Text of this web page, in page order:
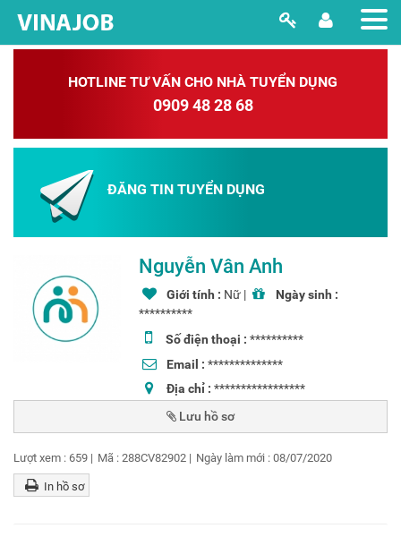
HOTLINE TƯ VẤN CHO NHÀ TUYỂN DỤNG
0909 48 28 68
ĐĂNG TIN TUYỂN DỤNG
Nguyễn Vân Anh
Giới tính : Nữ |
Ngày sinh :
**********
Số điện thoại : **********
Email : **************
Địa chỉ : *****************
Lượt xem : 659 | Mã : 288CV82902 | Ngày làm mới : 08/07/2020
In hồ sơ